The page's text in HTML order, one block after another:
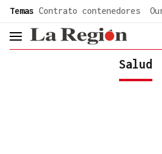
Temas Contrato contenedores
header.menu.open
Salud